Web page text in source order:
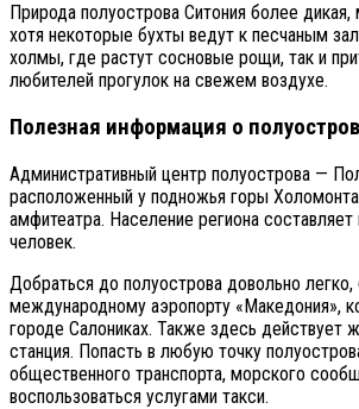
Природа полуострова Ситония более дикая,
хотя некоторые бухты ведут к песчаным
холмы, где растут сосновые рощи, так и
любителей прогулок на свежем воздухе.
Полезная информация о
Административный центр полуострова —
расположенный у подножья горы
амфитеатра. Население региона
человек.
Добраться до полуострова довольно легко,
международному аэропорту «Македония»,
городе Салониках. Также здесь действует
станция. Попасть в любую точку
общественного транспорта, морского
воспользоваться услугами такси.